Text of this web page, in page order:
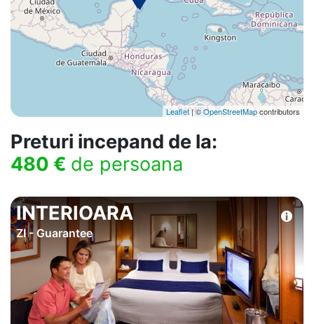
Leaflet| ©OpenStreetMapcontributors
Preturi incepand de la:
480 € de persoana
INTERIOARA
ZI - Guarantee